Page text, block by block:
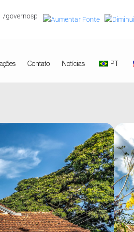
/governosp
Contato Notícias PT